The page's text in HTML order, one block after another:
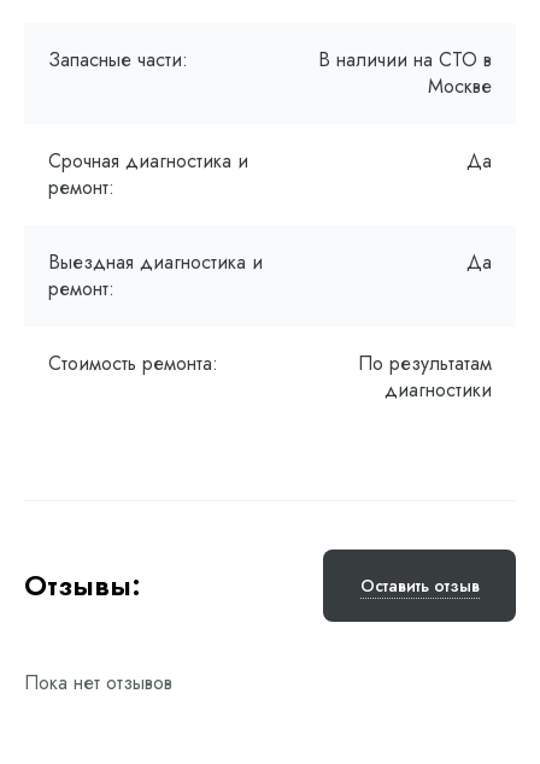
Запасные части:
В наличии на СТО в
Москве
Срочная диагностика и
ремонт:
Да
Выездная диагностика и
ремонт:
Да
Стоимость ремонта:
По результатам
диагностики
Отзывы: Оставить отзыв
Пока нет отзывов